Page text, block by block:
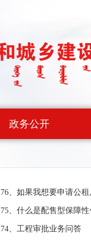
政务公开
76、如果我想要申请公
75、什么是配售型保障性
74、工程审批业务问答